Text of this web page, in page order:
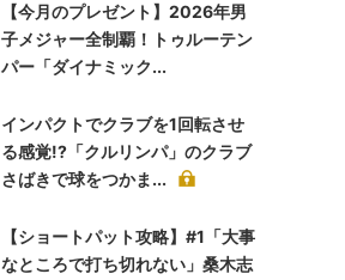
【今月のプレゼント】2026年男
子メジャー全制覇！トゥルーテン
パー「ダイナミック...
インパクトでクラブを1回転させ
る感覚!?「クルリンパ」のクラブ
さばきで球をつかま...
【ショートパット攻略】#1「大事
なところで打ち切れない」桑木志